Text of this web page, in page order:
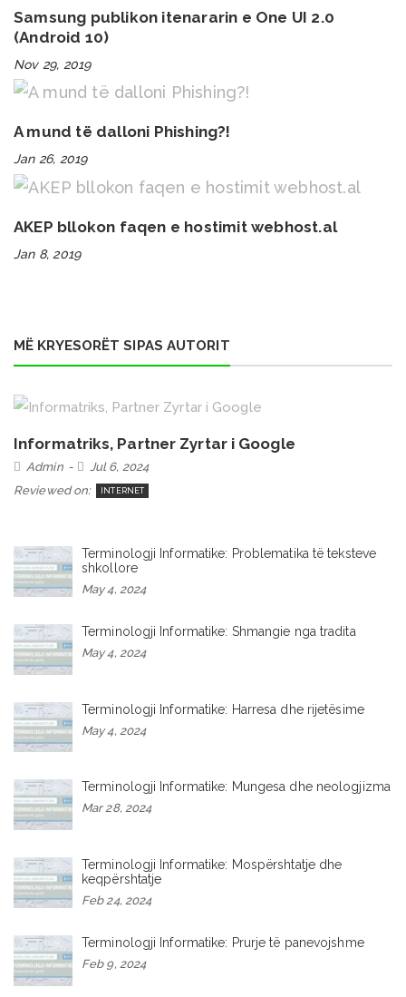
Samsung publikon itenararin e One UI 2.0
(Android 10)
Nov 29, 2019
A mund të dalloni Phishing?!
Jan 26, 2019
AKEP bllokon faqen e hostimit webhost.al
Jan 8, 2019
MË KRYESORËT SIPAS AUTORIT
Informatriks, Partner Zyrtar i Google
Admin
Jul 6, 2024
Reviewed on:
INTERNET
Terminologji Informatike: Problematika të teksteve
shkollore
May 4, 2024
Terminologji Informatike: Shmangie nga tradita
May 4, 2024
Terminologji Informatike: Harresa dhe rijetësime
May 4, 2024
Terminologji Informatike: Mungesa dhe neologjizma
Mar 28, 2024
Terminologji Informatike: Mospërshtatje dhe
keqpërshtatje
Feb 24, 2024
Terminologji Informatike: Prurje të panevojshme
Feb 9, 2024